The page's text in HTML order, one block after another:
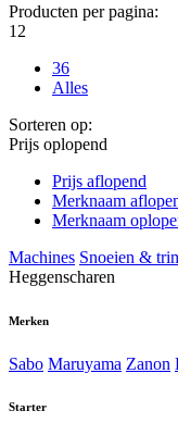
Producten per pagina:
12
36
Alles
Sorteren op:
Prijs oplopend
Prijs aflopend
Merknaam
Merknaam
Machines Snoeien &
Heggenscharen
Merken
Sabo Maruyama Zanon
Starter